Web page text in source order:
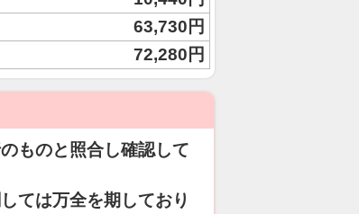
63,730円
72,280円
ものと照合し確認して
ては万全を期しており